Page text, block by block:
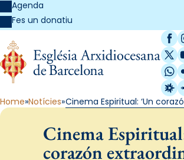
Agenda
Fes un donatiu
X /
Home Notícies Cinema Espiritual: ‘Un
Cinema
corazón